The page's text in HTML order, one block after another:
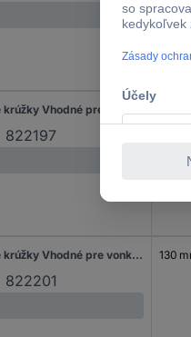
822197
Knipex 46 31 A02 kliešte na poistné krúžky Vhodné pre vonkajšie krúžky 3-10 mm Tvar hrotu zahnutý o 45 °
822201
130